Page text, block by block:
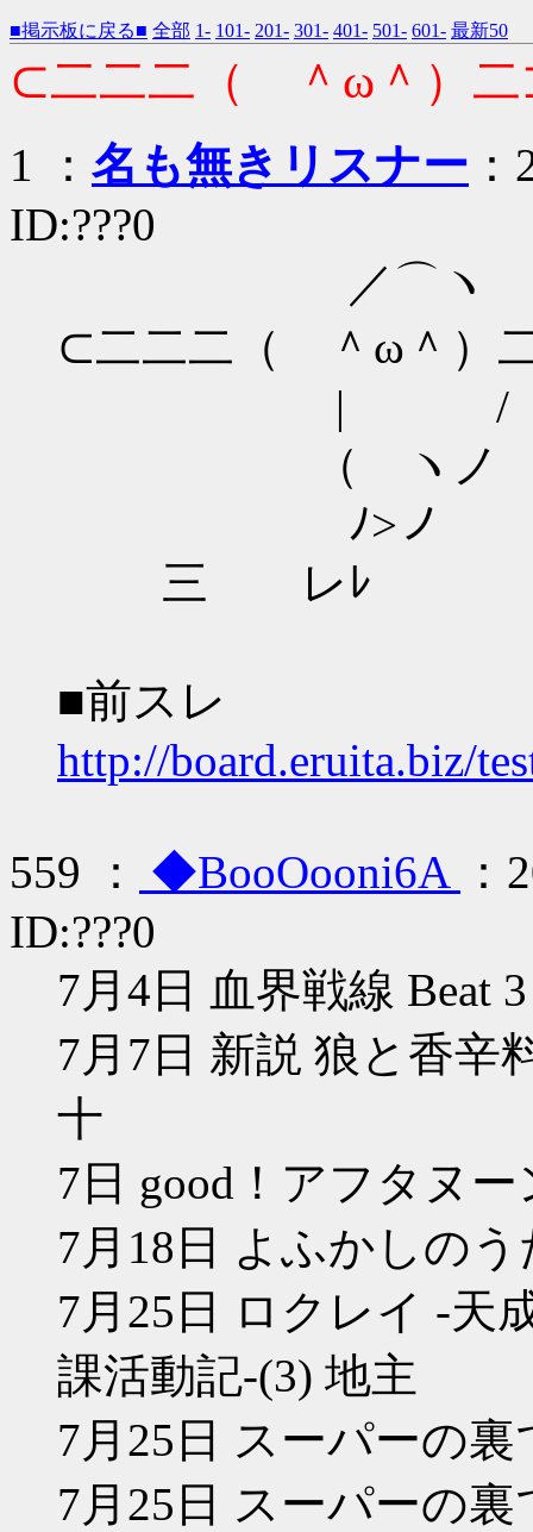
■掲示板に戻る■ 全部 1- 101- 201- 301- 401- 501- 601- 最新50
⊂二二二（ ＾ω＾）二
1 ： 名も無きリスナー
ID:???0
／⌒
⊂二二二（ ＾ω＾）
| / ﾌ
（ ヽノ
ﾉ>ノ
三 レﾚ
■前スレ
http://board.eruita.biz/
559 ： ◆BooOooni6A
ID:???0
7月4日 血界戦線 Beat
7月7日 新説 狼と香辛
十
7日 good！アフタヌー
7月18日 よふかしの
7月25日 ロクレイ -天
課活動記-(3) 地主
7月25日 スーパーの
7月25日 スーパーの